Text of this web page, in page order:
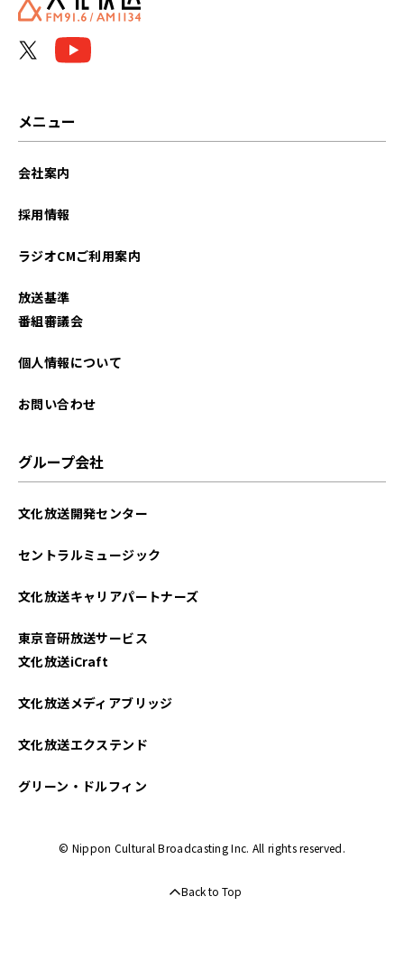
メニュー
会社案内
採用情報
ラジオCMご利用案内
放送基準
番組審議会
個人情報について
お問い合わせ
グループ会社
文化放送開発センター
セントラルミュージック
文化放送キャリアパートナーズ
東京音研放送サービス
文化放送iCraft
文化放送メディアブリッジ
文化放送エクステンド
グリーン・ドルフィン
© Nippon Cultural Broadcasting Inc. All rights reserved.
Back to Top